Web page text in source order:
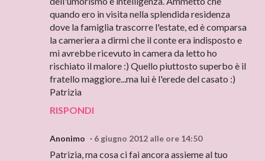
quando ero in visita nella splendida residenza
dove la famiglia trascorre l'estate, ed è comparsa
la cameriera a dirmi che il conte era indisposto e
mi avrebbe ricevuto in camera da letto ho
rischiato il malore :) Quello piuttosto superbo è il
fratello maggiore...ma lui è l'erede del casato :)
Patrizia
RISPONDI
Anonimo 6 giugno 2012 alle ore 14:50
Patrizia, ma cosa ci fai ancora assieme al tuo